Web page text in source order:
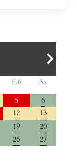
F.6
Sa
5
6
12
13
19
20
26
27